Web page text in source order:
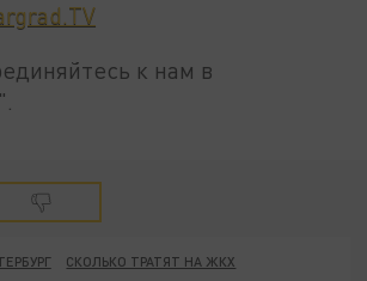
к нам в
".
СКОЛЬКО ТРАТЯТ НА ЖКХ